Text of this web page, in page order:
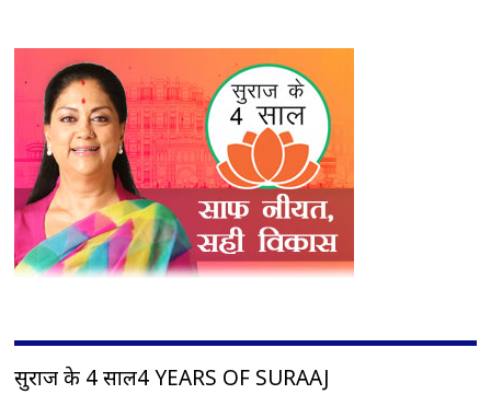
सुराज के 4 साल4 YEARS OF SURAAJ